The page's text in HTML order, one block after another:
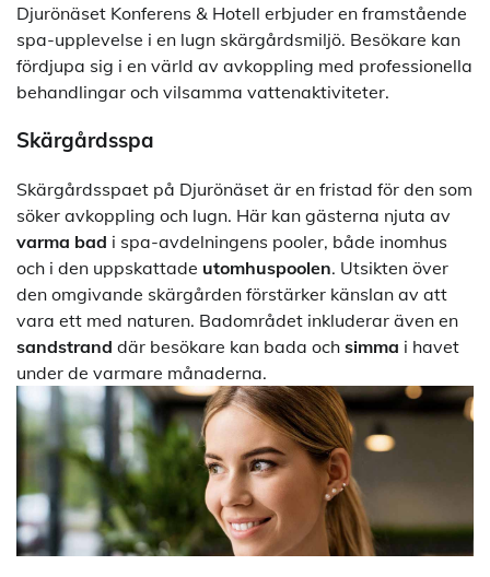
Djurönäset Konferens & Hotell erbjuder en framstående
spa-upplevelse i en lugn skärgårdsmiljö. Besökare kan
fördjupa sig i en värld av avkoppling med professionella
behandlingar och vilsamma vattenaktiviteter.
Skärgårdsspa
Skärgårdsspaet på Djurönäset är en fristad för den som
söker avkoppling och lugn. Här kan gästerna njuta av
varma bad i spa-avdelningens pooler, både inomhus
och i den uppskattade utomhuspoolen. Utsikten över
den omgivande skärgården förstärker känslan av att
vara ett med naturen. Badområdet inkluderar även en
sandstrand där besökare kan bada och simma i havet
under de varmare månaderna.